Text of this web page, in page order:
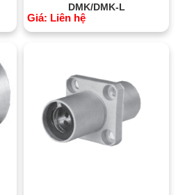
DMK/DMK-L
Giá: Liên hệ